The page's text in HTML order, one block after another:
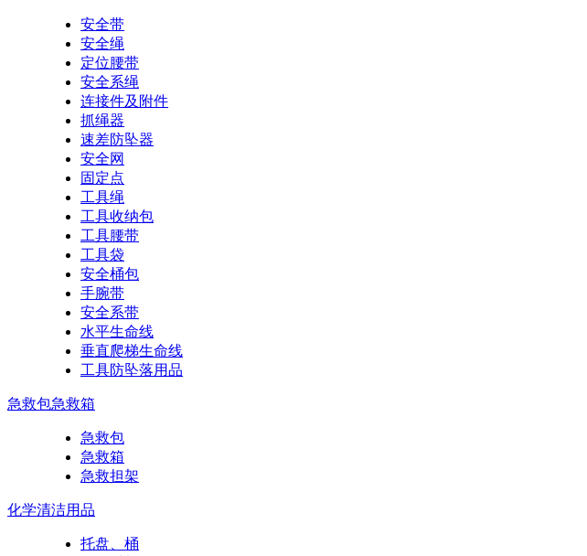
安全带
安全绳
定位腰带
安全系绳
连接件及附件
抓绳器
速差防坠器
安全网
固定点
工具绳
工具收纳包
工具腰带
工具袋
安全桶包
手腕带
安全系带
水平生命线
垂直爬梯生命线
工具防坠落用品
急救包急救箱
急救包
急救箱
急救担架
化学清洁用品
托盘、桶